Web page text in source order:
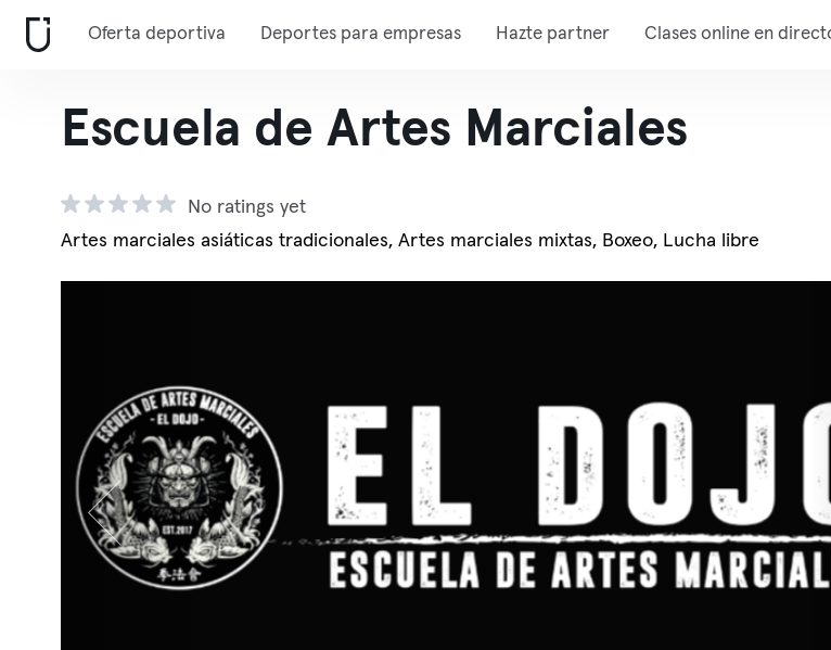
Oferta deportiva Deportes para empresas Hazte partner Clases online en
Escuela de Artes Marciales
No ratings yet
Artes marciales asiáticas tradicionales, Artes marciales mixtas, Boxeo, Lucha libre